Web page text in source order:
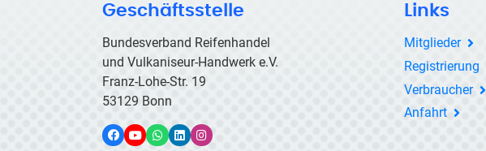
Geschäftsstelle
Bundesverband Reifenhandel
und Vulkaniseur-Handwerk e.V.
Franz-Lohe-Str. 19
53129 Bonn
FacebookYouTubeWhatsAppLinkedInInstagram
Links
Mitglieder
Registrierung
Verbraucher
Anfahrt